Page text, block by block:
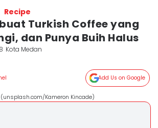
Recipe
Turkish Coffee yang
dan Punya Buih Halus
Kota Medan
Add Us on Google
Kameron Kincade)